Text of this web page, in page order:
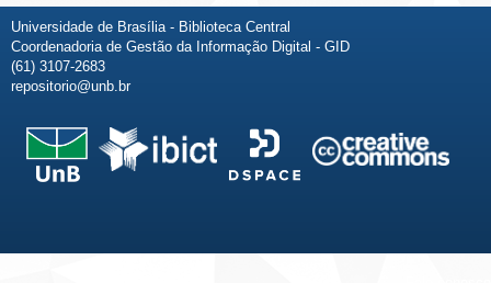
Universidade de Brasília - Biblioteca Central
Coordenadoria de Gestão da Informação Digital - GID
(61) 3107-2683
repositorio@unb.br